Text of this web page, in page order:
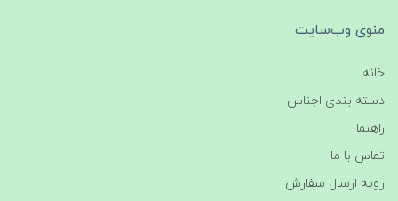
منوی وب‌سایت
خانه
دسته بندی اجناس
راهنما
تماس با ما
رویه ارسال سفارش